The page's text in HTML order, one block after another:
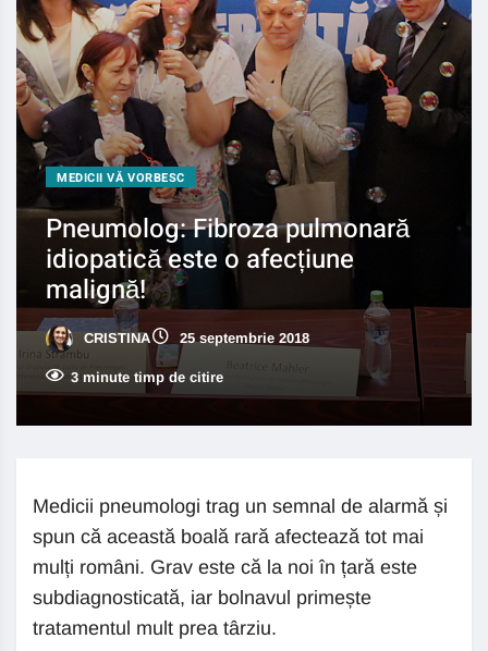
MEDICII VĂ VORBESC
Pneumolog: Fibroza pulmonară
idiopatică este o afecțiune
malignă!
CRISTINA 25 septembrie 2018
3 minute timp de citire
Medicii pneumologi trag un semnal de alarmă și
spun că această boală rară afectează tot mai
mulți români. Grav este că la noi în țară este
subdiagnosticată, iar bolnavul primește
tratamentul mult prea târziu.